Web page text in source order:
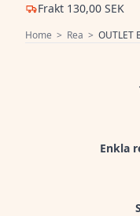
Home > Rea > OUTLET
Frakt 130,00 SEK
Enkla